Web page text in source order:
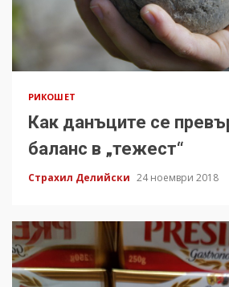
РИКОШЕТ
Как данъците се
баланс в „тежест“
Страхил Делийски 24 ноември 2018